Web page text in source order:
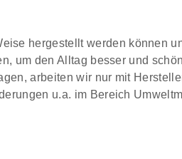
hergestellt werden können
um den Alltag besser und
arbeiten wir nur mit
u.a. im Bereich